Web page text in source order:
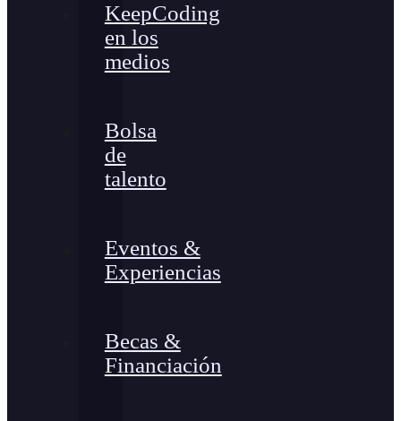
KeepCoding
en los
medios
Bolsa
de
talento
Eventos &
Experiencias
Becas &
Financiación